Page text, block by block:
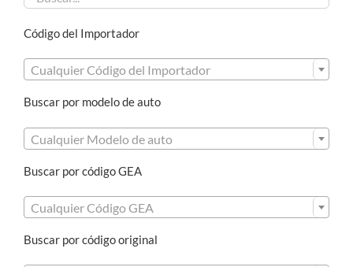
Código del Importador
Cualquier Código del Importador
Buscar por modelo de auto
Cualquier Modelo de auto
Buscar por código GEA
Cualquier Código GEA
Buscar por código original